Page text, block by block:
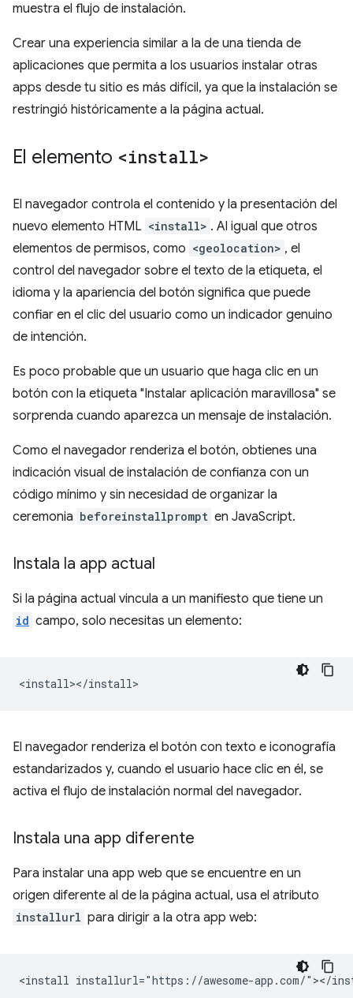
muestra el flujo de instalación.
Crear una experiencia similar a la de una tienda de
aplicaciones que permita a los usuarios instalar otras
apps desde tu sitio es más difícil, ya que la instalación se
restringió históricamente a la página actual.
El elemento <install>
El navegador controla el contenido y la presentación del
nuevo elemento HTML <install> . Al igual que otros
elementos de permisos, como <geolocation> , el
control del navegador sobre el texto de la etiqueta, el
idioma y la apariencia del botón significa que puede
confiar en el clic del usuario como un indicador genuino
de intención.
Es poco probable que un usuario que haga clic en un
botón con la etiqueta "Instalar aplicación maravillosa" se
sorprenda cuando aparezca un mensaje de instalación.
Como el navegador renderiza el botón, obtienes una
indicación visual de instalación de confianza con un
código mínimo y sin necesidad de organizar la
ceremonia beforeinstallprompt en JavaScript.
Instala la app actual
Si la página actual vincula a un manifiesto que tiene un
id campo, solo necesitas un elemento:
El navegador renderiza el botón con texto e iconografía
estandarizados y, cuando el usuario hace clic en él, se
activa el flujo de instalación normal del navegador.
Instala una app diferente
Para instalar una app web que se encuentre en un
origen diferente al de la página actual, usa el atributo
installurl para dirigir a la otra app web: